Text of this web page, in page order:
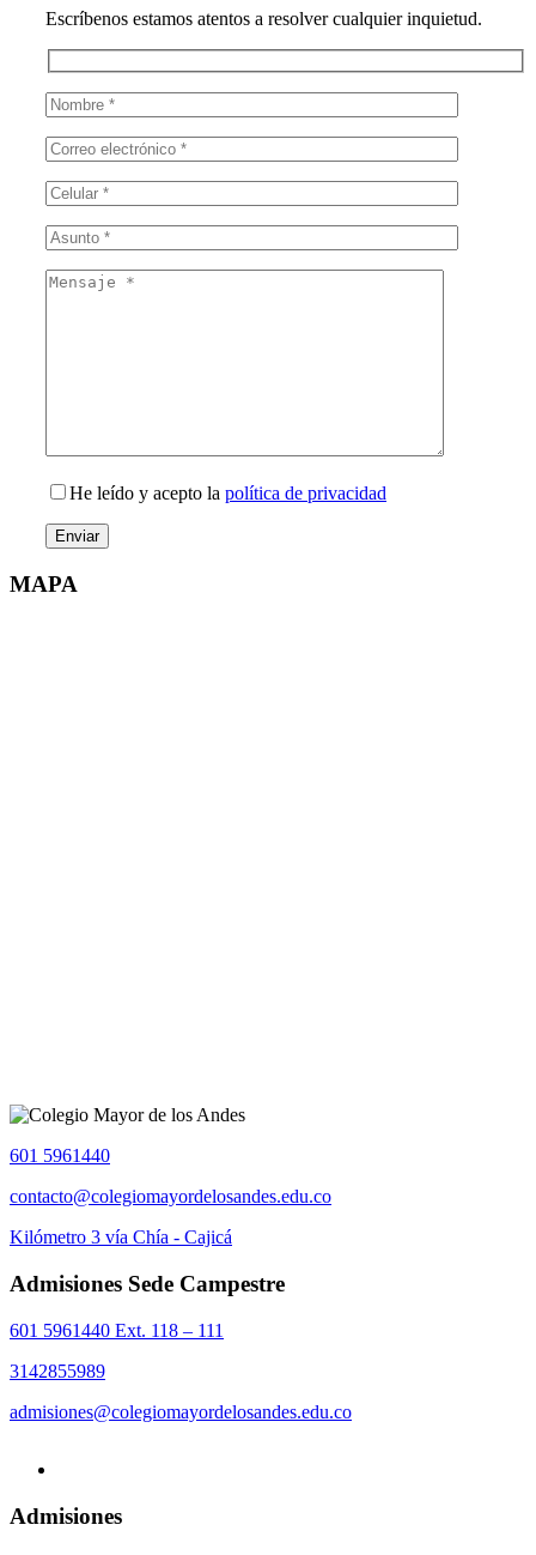
Escríbenos estamos atentos a resolver cualquier inquietud.
He leído y acepto la política de privacidad
MAPA
601 5961440
contacto@colegiomayordelosandes.edu.co
Kilómetro 3 vía Chía - Cajicá
Admisiones Sede Campestre
601 5961440 Ext. 118 – 111
3142855989
admisiones@colegiomayordelosandes.edu.co
Admisiones